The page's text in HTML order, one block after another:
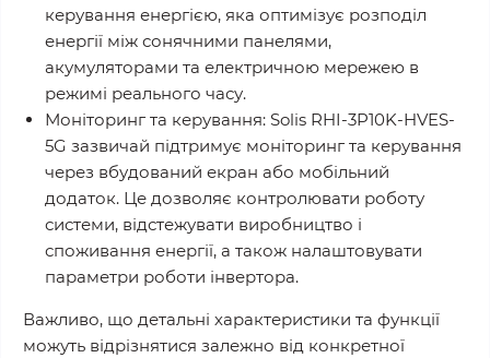
керування енергією, яка оптимізує розподіл
енергії між сонячними панелями,
акумуляторами та електричною мережею в
режимі реального часу.
Моніторинг та керування: Solis RHI-3P10K-HVES-
5G зазвичай підтримує моніторинг та керування
через вбудований екран або мобільний
додаток. Це дозволяє контролювати роботу
системи, відстежувати виробництво і
споживання енергії, а також налаштовувати
параметри роботи інвертора.
Важливо, що детальні характеристики та функції
можуть відрізнятися залежно від конкретної